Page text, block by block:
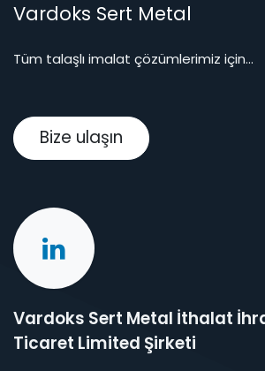
Vardoks Sert Metal
Tüm talaşlı imalat çözümlerimiz için...
Bize ulaşın
Vardoks Sert Metal İthalat
Ticaret Limited Şirketi